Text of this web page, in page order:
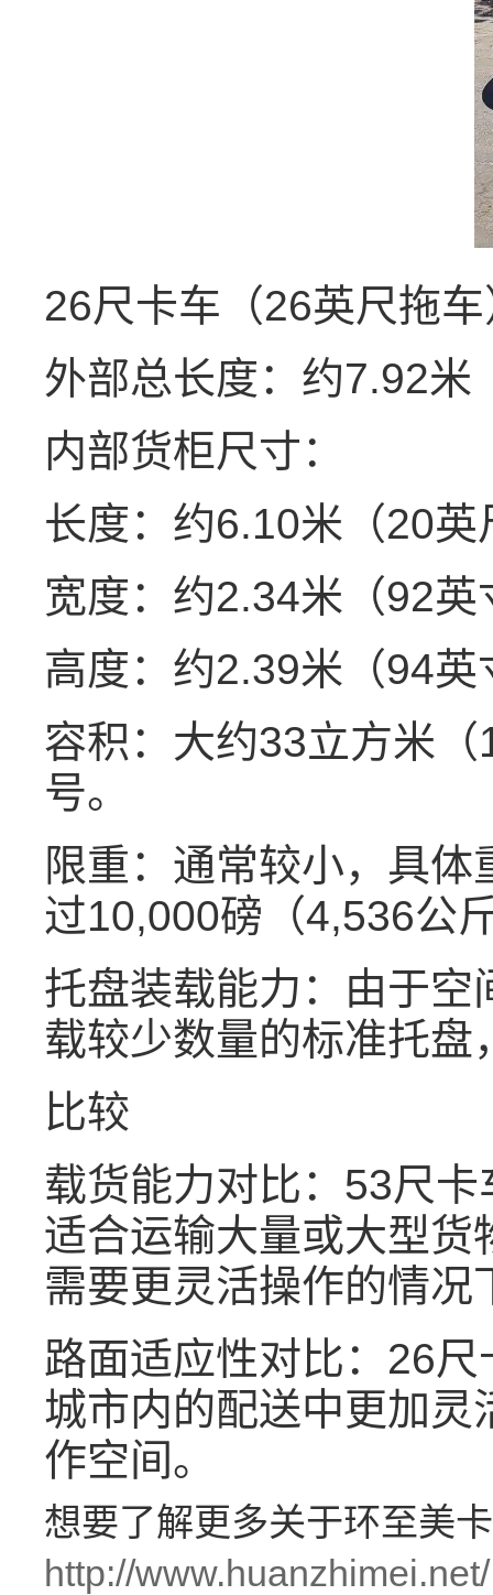
26尺卡车（26英尺拖
外部总长度：约7.92米
内部货柜尺寸：
长度：约6.10米（20英
宽度：约2.34米（92英
高度：约2.39米（94英
容积：大约33立方米
号。
限重：通常较小，具
过10,000磅（4,536公
托盘装载能力：由于
载较少数量的标准托
比较
载货能力对比：53尺
适合运输大量或大型
需要更灵活操作的情况
路面适应性对比：26
城市内的配送中更加
作空间。
想要了解更多关于环至美
http://www.huanzhimei.net/